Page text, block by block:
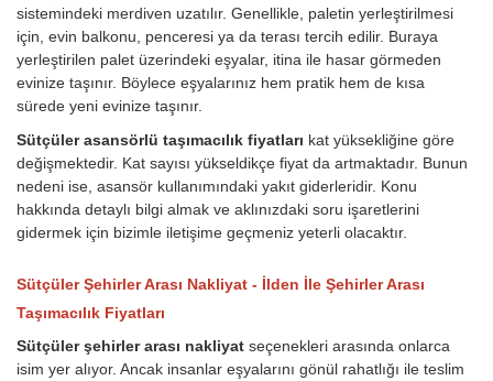
sistemindeki merdiven uzatılır. Genellikle, paletin yerleştirilmesi
için, evin balkonu, penceresi ya da terası tercih edilir. Buraya
yerleştirilen palet üzerindeki eşyalar, itina ile hasar görmeden
evinize taşınır. Böylece eşyalarınız hem pratik hem de kısa
sürede yeni evinize taşınır.
Sütçüler asansörlü taşımacılık fiyatları kat yüksekliğine göre
değişmektedir. Kat sayısı yükseldikçe fiyat da artmaktadır. Bunun
nedeni ise, asansör kullanımındaki yakıt giderleridir. Konu
hakkında detaylı bilgi almak ve aklınızdaki soru işaretlerini
gidermek için bizimle iletişime geçmeniz yeterli olacaktır.
Sütçüler Şehirler Arası Nakliyat - İlden İle Şehirler Arası
Taşımacılık Fiyatları
Sütçüler şehirler arası nakliyat seçenekleri arasında onlarca
isim yer alıyor. Ancak insanlar eşyalarını gönül rahatlığı ile teslim